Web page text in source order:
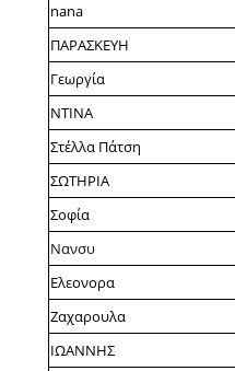
nana
ΠΑΡΑΣΚΕΥΗ
Γεωργία
ΝΤΙΝΑ
Στέλλα Πάτση
ΣΩΤΗΡΙΑ
Σοφία
Νανσυ
Ελεονορα
Ζαχαρουλα
ΙΩΑΝΝΗΣ